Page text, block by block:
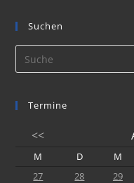
Suchen
Termine
<<
M D M
27
28 29